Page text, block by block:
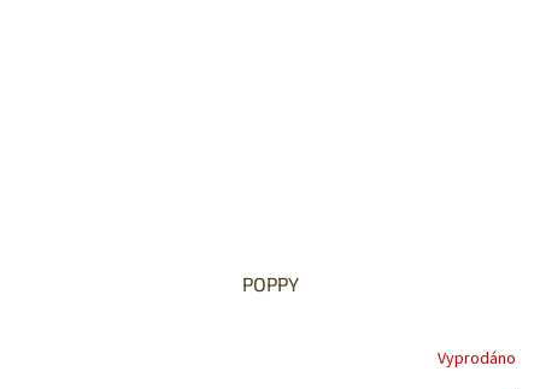
POPPY
Vyprodáno